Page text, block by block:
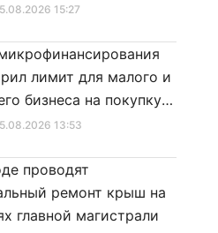
15:27
13:53
лимит для малого и
бизнеса на покупку
техники
проводят
ремонт крыш на
главной магистрали